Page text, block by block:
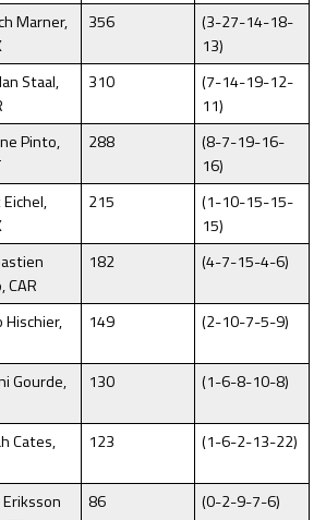
Marner,
356
(3-27-14-18-
13)
Staal,
310
(7-14-19-12-
11)
Pinto,
288
(8-7-19-16-
16)
Eichel,
215
(1-10-15-15-
15)
CAR
182 (4-7-15-4-6)
Hischier,
149 (2-10-7-5-9)
Gourde,
130 (1-6-8-10-8)
Cates,
123 (1-6-2-13-22)
Eriksson
86 (0-2-9-7-6)